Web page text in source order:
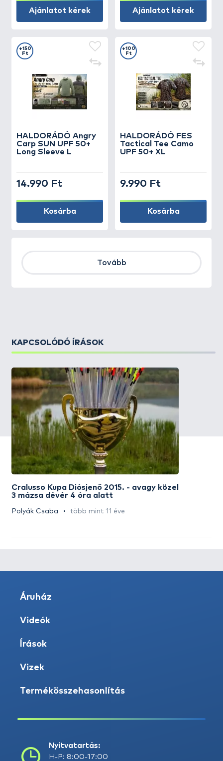
Ajánlatot kérek Ajánlatot kérek
HALDORÁDÓ Angry
Carp SUN UPF 50+
Long Sleeve L
+150
Ft
14.990 Ft
Kosárba
HALDORÁDÓ FES
Tactical Tee Camo
UPF 50+ XL
+100
Ft
9.990 Ft
Kosárba
Tovább
KAPCSOLÓDÓ ÍRÁSOK
Cralusso Kupa Diósjenő 2015. - avagy közel
3 mázsa dévér 4 óra alatt
Polyák Csaba több mint 11 éve
Áruház
Videók
Írások
Vizek
Termékösszehasonlítás
Nyitvatartás:
H-P: 8:00-17:00